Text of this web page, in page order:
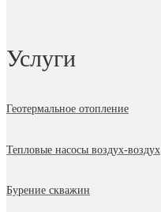
Услуги
Геотермальное отопление
Тепловые насосы воздух-воздух
Бурение скважин